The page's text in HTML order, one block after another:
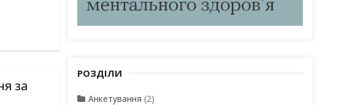
за
РОЗДІЛИ
Анкетування (2)